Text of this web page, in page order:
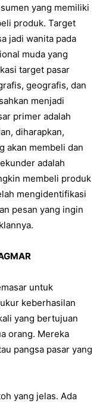
yang memiliki
produk. Target
jadi wanita pada
muda yang
target pasar
geografis, dan
menjadi
primer adalah
diharapkan,
akan membeli dan
adalah
membeli produk
mengidentifikasi
pesan yang ingin
untuk
keberhasilan
yang bertujuan
orang. Mereka
pangsa pasar yang
yang jelas. Ada